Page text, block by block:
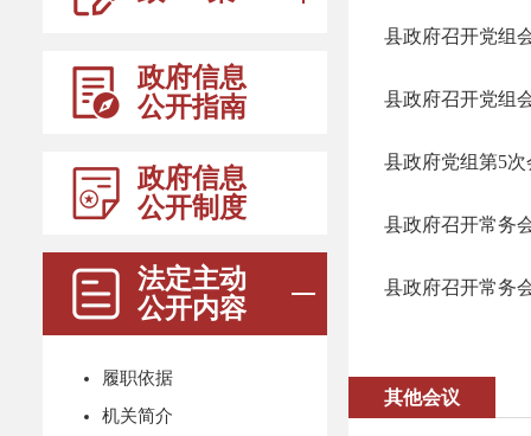
政府信息
公开指南
政府信息
公开制度
法定主动
公开内容
履职依据
机关简介
县政府召开党组
县政府召开党组
县政府党组第5
县政府召开常务
县政府召开常务
其他会议